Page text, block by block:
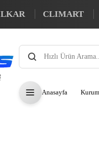
CLIMART
Products
search
Anasayfa